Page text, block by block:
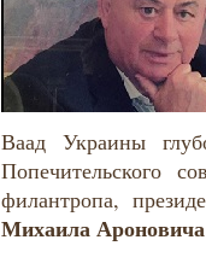
Ваад Украины
Попечительского
филантропа,
Михаила